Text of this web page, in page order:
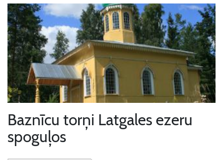
Baznīcu torņi Latgales ezeru
spoguļos